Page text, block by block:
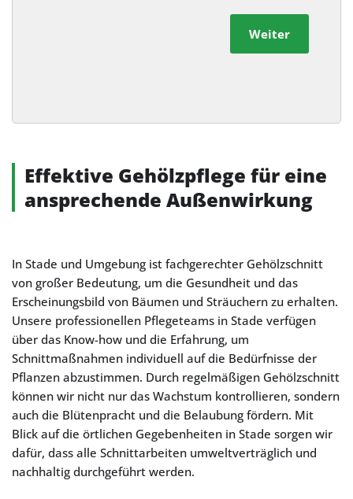
Weiter
Alternative:
Effektive Gehölzpflege für eine
ansprechende Außenwirkung
In Stade und Umgebung ist fachgerechter Gehölzschnitt
von großer Bedeutung, um die Gesundheit und das
Erscheinungsbild von Bäumen und Sträuchern zu erhalten.
Unsere professionellen Pflegeteams in Stade verfügen
über das Know-how und die Erfahrung, um
Schnittmaßnahmen individuell auf die Bedürfnisse der
Pflanzen abzustimmen. Durch regelmäßigen Gehölzschnitt
können wir nicht nur das Wachstum kontrollieren, sondern
auch die Blütenpracht und die Belaubung fördern. Mit
Blick auf die örtlichen Gegebenheiten in Stade sorgen wir
dafür, dass alle Schnittarbeiten umweltverträglich und
nachhaltig durchgeführt werden.